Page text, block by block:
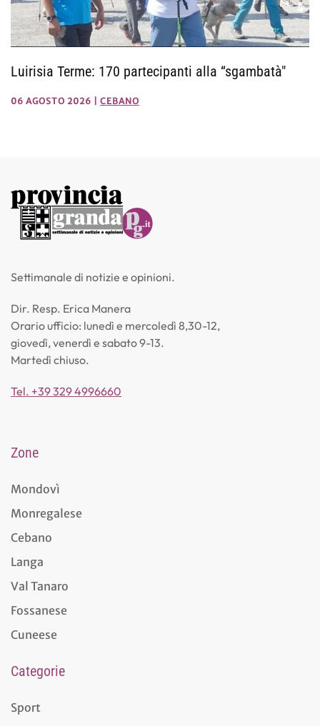
Luirisia Terme: 170 partecipanti alla “sgambatà"
06 AGOSTO 2026 CEBANO
Settimanale di notizie e opinioni.
Dir. Resp. Erica Manera
Orario ufficio: lunedì e mercoledì 8,30-12,
giovedì, venerdì e sabato 9-13.
Martedì chiuso.
Tel. +39 329 4996660
Zone
Mondovì
Monregalese
Cebano
Langa
Val Tanaro
Fossanese
Cuneese
Categorie
Sport